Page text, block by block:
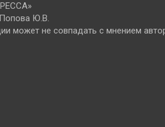
Ю.В.
может не совпадать с мнением